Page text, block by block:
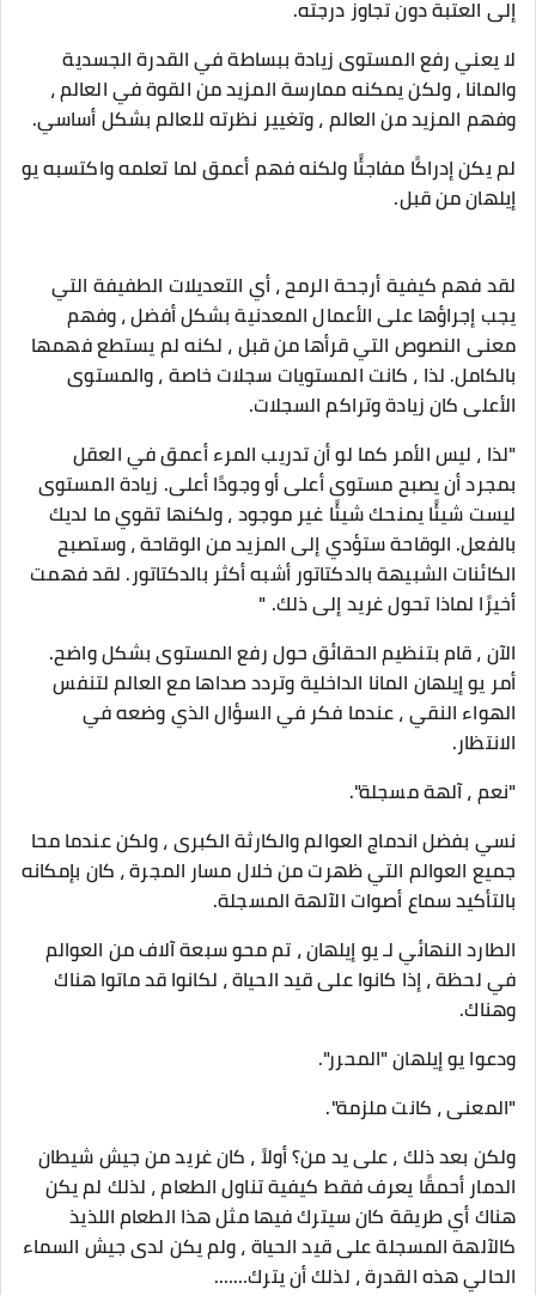
إلى العتبة دون تجاوز درجته.
لا يعني رفع المستوى زيادة ببساطة في القدرة الجسدية
والمانا ، ولكن يمكنه ممارسة المزيد من القوة في العالم ،
وفهم المزيد من العالم ، وتغيير نظرته للعالم بشكل أساسي.
لم يكن إدراكًا مفاجئًا ولكنه فهم أعمق لما تعلمه واكتسبه يو
إيلهان من قبل.
لقد فهم كيفية أرجحة الرمح ، أي التعديلات الطفيفة التي
يجب إجراؤها على الأعمال المعدنية بشكل أفضل ، وفهم
معنى النصوص التي قرأها من قبل ، لكنه لم يستطع فهمها
بالكامل. لذا ، كانت المستويات سجلات خاصة ، والمستوى
الأعلى كان زيادة وتراكم السجلات.
"لذا ، ليس الأمر كما لو أن تدريب المرء أعمق في العقل
بمجرد أن يصبح مستوى أعلى أو وجودًا أعلى. زيادة المستوى
ليست شيئًا يمنحك شيئًا غير موجود ، ولكنها تقوي ما لديك
بالفعل. الوقاحة ستؤدي إلى المزيد من الوقاحة ، وستصبح
الكائنات الشبيهة بالدكتاتور أشبه أكثر بالدكتاتور. لقد فهمت
أخيرًا لماذا تحول غريد إلى ذلك. "
الآن ، قام بتنظيم الحقائق حول رفع المستوى بشكل واضح.
أمر يو إيلهان المانا الداخلية وتردد صداها مع العالم لتنفس
الهواء النقي ، عندما فكر في السؤال الذي وضعه في
الانتظار.
"نعم ، آلهة مسجلة".
نسي بفضل اندماج العوالم والكارثة الكبرى ، ولكن عندما محا
جميع العوالم التي ظهرت من خلال مسار المجرة ، كان بإمكانه
بالتأكيد سماع أصوات الآلهة المسجلة.
الطارد النهائي لـ يو إيلهان ، تم محو سبعة آلاف من العوالم
في لحظة ، إذا كانوا على قيد الحياة ، لكانوا قد ماتوا هناك
وهناك.
ودعوا يو إيلهان "المحرر".
"المعنى ، كانت ملزمة".
ولكن بعد ذلك ، على يد من؟ أولاً ، كان غريد من جيش شيطان
الدمار أحمقًا يعرف فقط كيفية تناول الطعام ، لذلك لم يكن
هناك أي طريقة كان سيترك فيها مثل هذا الطعام اللذيذ
كالآلهة المسجلة على قيد الحياة ، ولم يكن لدى جيش السماء
الحالي هذه القدرة ، لذلك أن يترك…….